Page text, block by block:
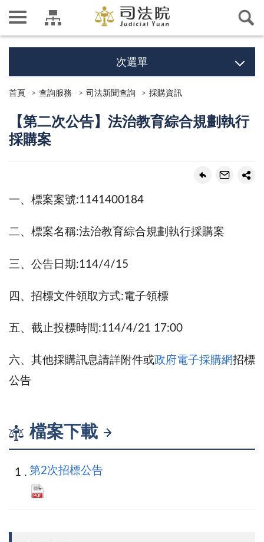
次選單
首頁 查詢服務 司法新聞查詢 採購資訊
【第二次公告】法治教育綜合規劃執⾏
採購案
一、標案案號:1141400184
二、標案名稱:法治教育綜合規劃執行採購案
三、公告日期:114/4/15
四、招標文件領取方式:電子領標
五、截止投標時間:114/4/21 17:00
六、其他採購訊息請詳附件或政府電子採購網招標
公告
檔案下載
第2次招標公告